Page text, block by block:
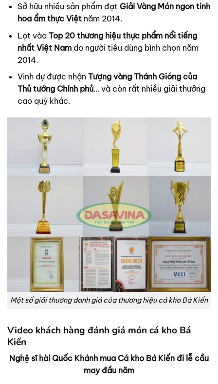
Sở hữu nhiều sản phẩm đạt Giải Vàng Món ngon tinh
hoa ẩm thực Việt năm 2014.
Lọt vào Top 20 thương hiệu thực phẩm nổi tiếng
nhất Việt Namdo người tiêu dùng bình chọn năm
2014.
Vinh dự được nhận Tượng vàng Thánh Gióng của
Thủ tướng Chính phủ… và còn rất nhiều giải thưởng
cao quý khác.
Một số giải thưởng danh giá của thương hiệu cá kho Bá Kiến
Video khách hàng đánh giá món cá kho Bá
Kiến
Nghệ sĩ hài Quốc Khánh mua Cá kho Bá Kiến đi lễ cầu
may đầu năm